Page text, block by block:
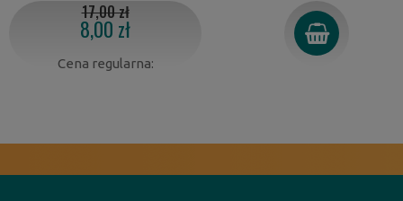
8,00 zł
Cena regularna:
17,00 zł